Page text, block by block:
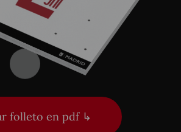
folleto en pdf ↳